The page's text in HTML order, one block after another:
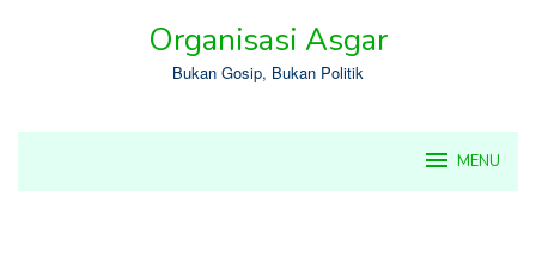
Organisasi Asgar
Bukan Gosip, Bukan Politik
MENU